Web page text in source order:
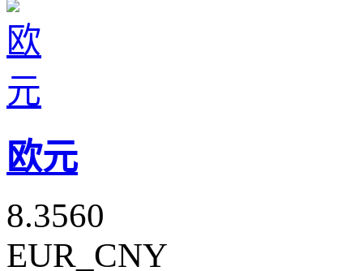
欧元
8.3560
EUR_CNY